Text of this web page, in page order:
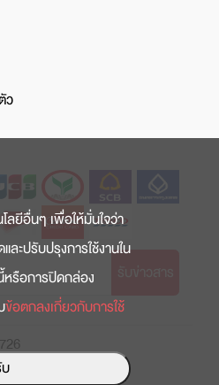
ว
โลยีอื่นๆ เพื่อให้มั่นใจว่า
ะปรับปรุงการใช้งานใน
นี้หรือการปิดกล่อง
ข้อตกลงเกี่ยวกับการใช้